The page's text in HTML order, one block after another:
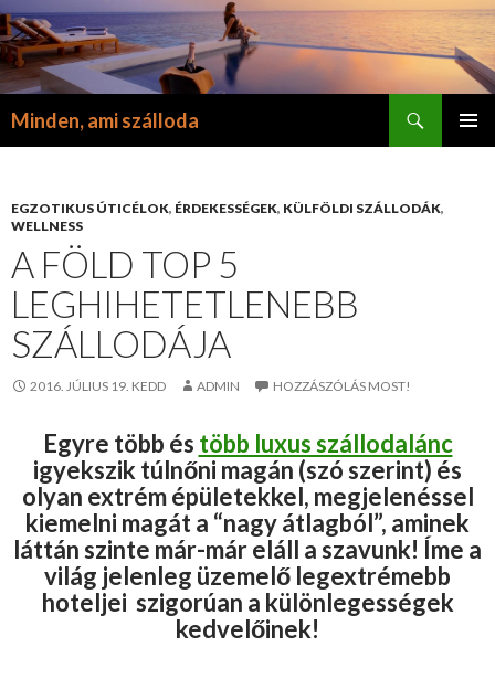
Minden, ami szálloda
EGZOTIKUS ÚTICÉLOK, ÉRDEKESSÉGEK, KÜLFÖLDI SZÁLLODÁK,
WELLNESS
A FÖLD TOP 5
LEGHIHETETLENEBB
SZÁLLODÁJA
2016. JÚLIUS 19. KEDD ADMIN HOZZÁSZÓLÁS MOST!
Egyre több és több luxus szállodalánc
igyekszik túlnőni magán (szó szerint) és
olyan extrém épületekkel, megjelenéssel
kiemelni magát a “nagy átlagból”, aminek
láttán szinte már-már eláll a szavunk! Íme a
világ jelenleg üzemelő legextrémebb
hoteljei szigorúan a különlegességek
kedvelőinek!